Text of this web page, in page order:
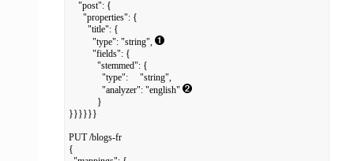
          "type": "string",
              "analyzer": "english"
}}}}}}
PUT /blogs-fr
{